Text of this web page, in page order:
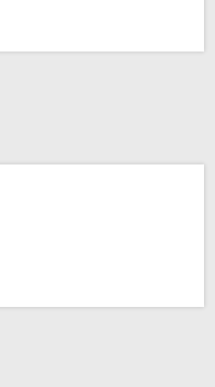
ェック！